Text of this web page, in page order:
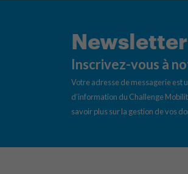
Newsletter
Inscrivez-vous à
Votre adresse de messagerie est
d’information du Challenge
savoir plus sur la gestion de vos